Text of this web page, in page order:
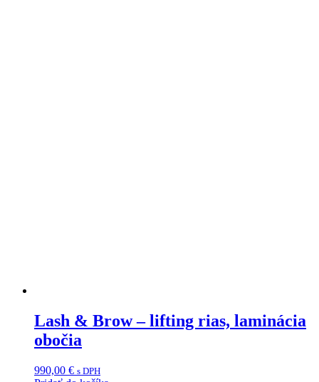
Lash & Brow – lifting rias, laminácia
obočia
990,00 € s DPH